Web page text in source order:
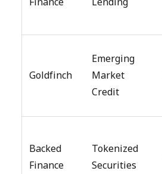
Goldfinch
Emerging
Market
Credit
Backed
Finance
Tokenized
Securities